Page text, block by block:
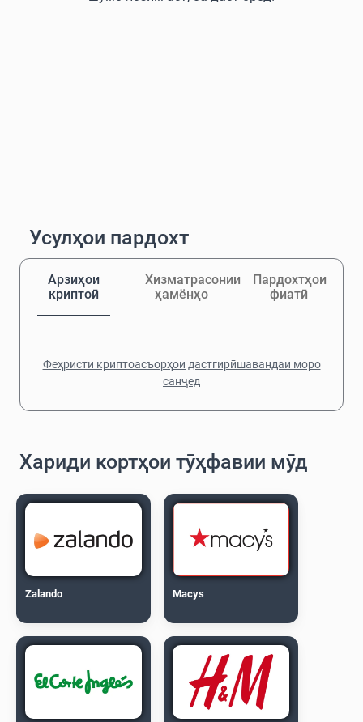
Усулҳои пардохт
Арзиҳои
криптоӣ
Хизматрасонии
ҳамёнҳо
Пардохтҳои
фиатӣ
Феҳристи криптоасъорҳои дастгирӣшавандаи моро
санҷед
Хариди кортҳои тӯҳфавии мӯд
Zalando Macys